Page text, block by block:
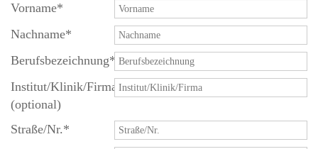
Vorname*
Nachname*
Berufsbezeichnung*
Institut/Klinik/Firma
(optional)
Straße/Nr.*